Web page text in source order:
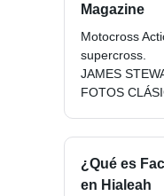
Magazine
Motocross
supercross.
JAMES
FOTOS
¿Qué es
en Hialeah